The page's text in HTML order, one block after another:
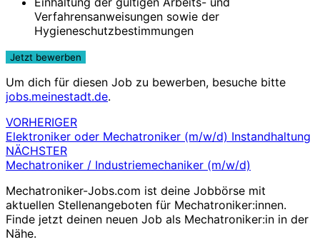
Verfahrensanweisungen sowie der
Hygieneschutzbestimmungen
Um dich für diesen Job zu bewerben, besuche bitte
jobs.meinestadt.de.
Beitragsnavigation
VORHERIGER
Elektroniker oder Mechatroniker (m/w/d) Instandhaltung
NÄCHSTER
Mechatroniker / Industriemechaniker (m/w/d)
Mechatroniker-Jobs.com ist deine Jobbörse mit
aktuellen Stellenangeboten für Mechatroniker:innen.
Finde jetzt deinen neuen Job als Mechatroniker:in in der
Nähe.